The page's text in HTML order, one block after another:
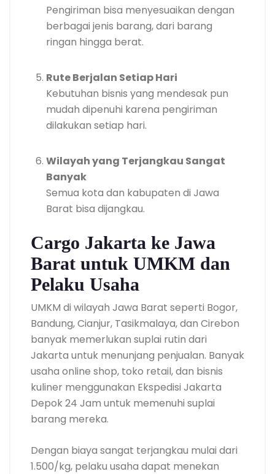
Pengiriman bisa menyesuaikan dengan
berbagai jenis barang, dari barang
ringan hingga berat.
Rute Berjalan Setiap Hari
Kebutuhan bisnis yang mendesak pun
mudah dipenuhi karena pengiriman
dilakukan setiap hari.
Wilayah yang Terjangkau Sangat
Banyak
Semua kota dan kabupaten di Jawa
Barat bisa dijangkau.
Cargo Jakarta ke Jawa
Barat untuk UMKM dan
Pelaku Usaha
UMKM di wilayah Jawa Barat seperti Bogor,
Bandung, Cianjur, Tasikmalaya, dan Cirebon
banyak memerlukan suplai rutin dari
Jakarta untuk menunjang penjualan. Banyak
usaha online shop, toko retail, dan bisnis
kuliner menggunakan Ekspedisi Jakarta
Depok 24 Jam untuk memenuhi suplai
barang mereka.
Dengan biaya sangat terjangkau mulai dari
1.500/kg, pelaku usaha dapat menekan